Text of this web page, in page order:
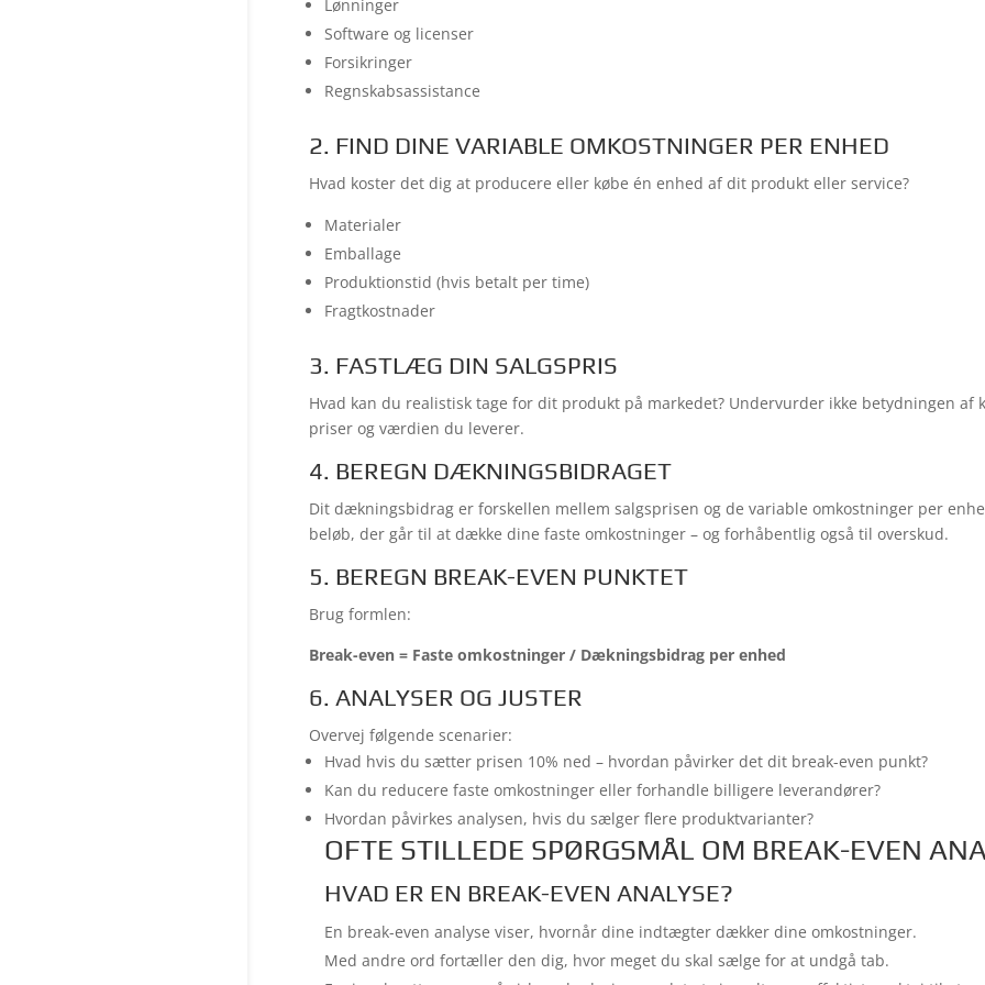
Lønninger
Software og licenser
Forsikringer
Regnskabsassistance
2. FIND DINE VARIABLE OMKOSTNINGER PER ENHED
Hvad koster det dig at producere eller købe én enhed af dit produkt eller service?
Materialer
Emballage
Produktionstid (hvis betalt per time)
Fragtkostnader
3. FASTLÆG DIN SALGSPRIS
Hvad kan du realistisk tage for dit produkt på markedet? Undervurder ikke betydningen af
priser og værdien du leverer.
4. BEREGN DÆKNINGSBIDRAGET
Dit dækningsbidrag er forskellen mellem salgsprisen og de variable omkostninger per
beløb, der går til at dække dine faste omkostninger – og forhåbentlig også til overskud.
5. BEREGN BREAK-EVEN PUNKTET
Brug formlen:
Break-even = Faste omkostninger / Dækningsbidrag per enhed
6. ANALYSER OG JUSTER
Overvej følgende scenarier:
Hvad hvis du sætter prisen 10% ned – hvordan påvirker det dit break-even punkt?
Kan du reducere faste omkostninger eller forhandle billigere leverandører?
Hvordan påvirkes analysen, hvis du sælger flere produktvarianter?
OFTE STILLEDE SPØRGSMÅL OM BREAK-EVEN
HVAD ER EN BREAK-EVEN ANALYSE?
En break-even analyse viser, hvornår dine indtægter dækker dine omkostninger.
Med andre ord fortæller den dig, hvor meget du skal sælge for at undgå tab.